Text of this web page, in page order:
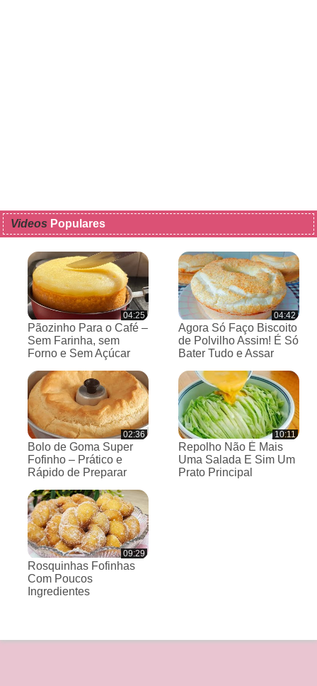
Videos Populares
04:25
Pãozinho Para o Café –
Sem Farinha, sem
Forno e Sem Açúcar
04:42
Agora Só Faço Biscoito
de Polvilho Assim! É Só
Bater Tudo e Assar
02:36
Bolo de Goma Super
Fofinho – Prático e
Rápido de Preparar
10:11
Repolho Não É Mais
Uma Salada E Sim Um
Prato Principal
09:29
Rosquinhas Fofinhas
Com Poucos
Ingredientes